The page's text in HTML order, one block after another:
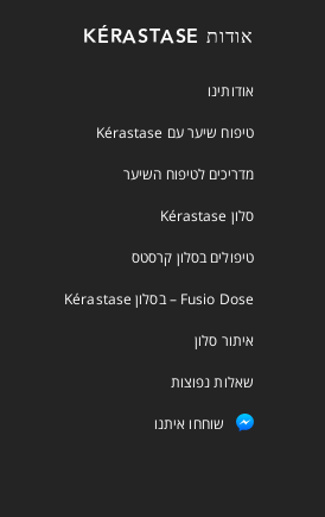
אודות KÉRASTASE
אודותינו
טיפוח שיער עם Kérastase
מדריכים לטיפוח השיער
סלון Kérastase
טיפולים בסלון קרסטס
Fusio Dose – בסלון Kérastase
איתור סלון
שאלות נפוצות
שוחחו איתנו